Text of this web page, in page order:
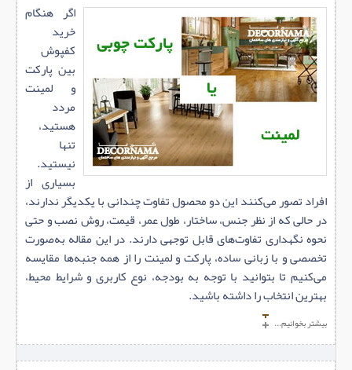
اگر هنگام
خرید
کفپوش
بین پارکت
و لمینت
مردد
هستید،
تنها
نیستید.
بسیاری از
افراد تصور می‌کنند این دو محصول تفاوت چندانی با یکدیگر ندارند،
در حالی که از نظر جنس، ساختار، طول عمر، قیمت، روش نصب و حتی
نحوه نگهداری تفاوت‌های قابل توجهی دارند. در این مقاله به‌صورت
تخصصی و با زبانی ساده، پارکت و لمینت را از همه جنبه‌ها مقایسه
می‌کنیم تا بتوانید با توجه به بودجه، نوع کاربری و شرایط محیط،
بهترین انتخاب را داشته باشید.
بیشتر بخوانیم...